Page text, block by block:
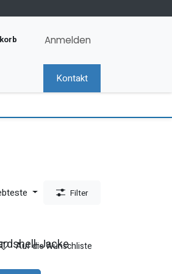
Anmelden
Kontakt
Filter
Jacke
Auf die Wunschliste